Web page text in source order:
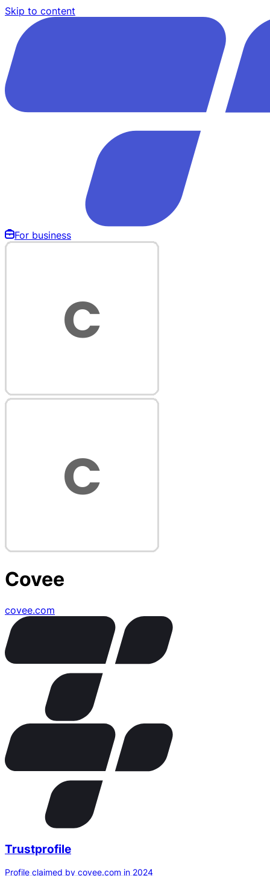
Skip to content
For business
Covee
covee.com
Trustprofile
Profile claimed by covee.com in 2024